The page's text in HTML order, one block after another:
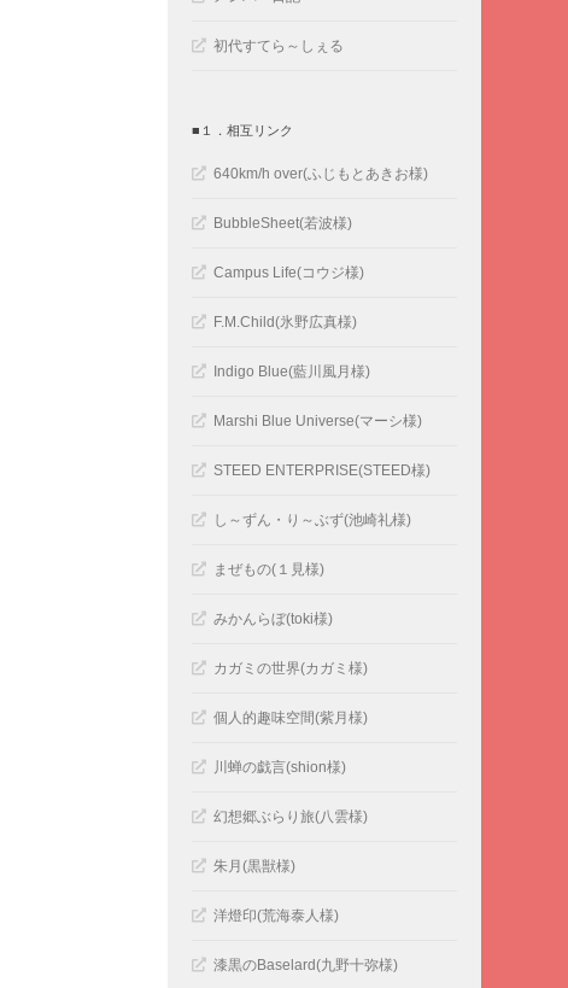
初代すてら～しぇる
■１．相互リンク
640km/h over(ふじもとあきお様)
BubbleSheet(若波様)
Campus Life(コウジ様)
F.M.Child(氷野広真様)
Indigo Blue(藍川風月様)
Marshi Blue Universe(マーシ様)
STEED ENTERPRISE(STEED様)
し～ずん・り～ぶず(池崎礼様)
まぜもの(１見様)
みかんらぼ(toki様)
カガミの世界(カガミ様)
個人的趣味空間(紫月様)
川蝉の戯言(shion様)
幻想郷ぶらり旅(八雲様)
朱月(黒獣様)
洋燈印(荒海泰人様)
漆黒のBaselard(九野十弥様)